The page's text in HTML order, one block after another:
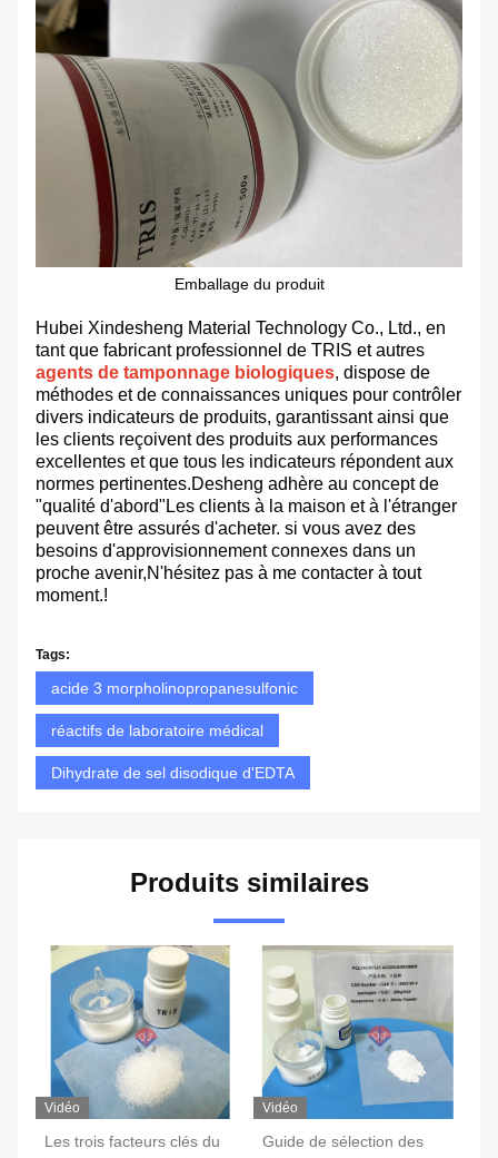
Emballage du produit
Hubei Xindesheng Material Technology Co., Ltd., en
tant que fabricant professionnel de TRIS et autres
agents de tamponnage biologiques, dispose de
méthodes et de connaissances uniques pour contrôler
divers indicateurs de produits, garantissant ainsi que
les clients reçoivent des produits aux performances
excellentes et que tous les indicateurs répondent aux
normes pertinentes.Desheng adhère au concept de
"qualité d'abord"Les clients à la maison et à l'étranger
peuvent être assurés d'acheter. si vous avez des
besoins d'approvisionnement connexes dans un
proche avenir,N'hésitez pas à me contacter à tout
moment.!
Tags:
acide 3 morpholinopropanesulfonic
réactifs de laboratoire médical
Dihydrate de sel disodique d'EDTA
Produits similaires
Vidéo
Les trois facteurs clés du
Vidéo
Guide de sélection des